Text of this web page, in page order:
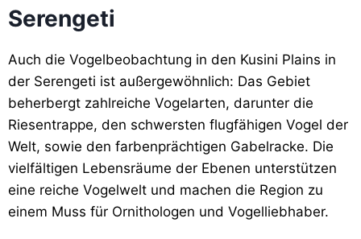
Serengeti
Auch die Vogelbeobachtung in den Kusini Plains in
der Serengeti ist außergewöhnlich: Das Gebiet
beherbergt zahlreiche Vogelarten, darunter die
Riesentrappe, den schwersten flugfähigen Vogel der
Welt, sowie den farbenprächtigen Gabelracke. Die
vielfältigen Lebensräume der Ebenen unterstützen
eine reiche Vogelwelt und machen die Region zu
einem Muss für Ornithologen und Vogelliebhaber.